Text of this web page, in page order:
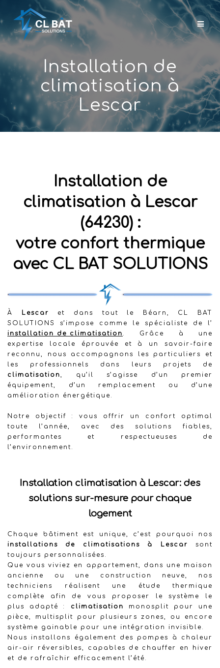
Installation de
climatisation à
Lescar
Installation de
climatisation à Lescar
(64230) :
votre confort thermique
avec CL BAT SOLUTIONS
À Lescar
et dans tout le Béarn, CL BAT
SOLUTIONS s’impose comme le spécialiste de l’
installation de climatisation
. Grâce à une
expertise locale éprouvée et à un savoir-faire
reconnu, nous accompagnons les particuliers et
les professionnels dans leurs projets de
climatisation
, qu’il s’agisse d’un premier
équipement, d’un remplacement ou d’une
amélioration énergétique.
Notre objectif : vous offrir un confort optimal
toute l’année, avec des solutions fiables,
performantes et respectueuses de
l’environnement.
Installation climatisation à Lescar: des
solutions sur-mesure pour chaque
logement
Chaque bâtiment est unique, c’est pourquoi nos
installations de climatisations à Lescar
sont
toujours personnalisées.
Que vous viviez en appartement, dans une maison
ancienne ou une construction neuve, nos
techniciens réalisent une étude thermique
complète afin de vous proposer le système le
plus adapté :
climatisation
monosplit pour une
pièce, multisplit pour plusieurs zones, ou encore
système gainable pour une intégration invisible.
Nous installons également des pompes à chaleur
air-air réversibles, capables de chauffer en hiver
et de rafraîchir efficacement l’été.